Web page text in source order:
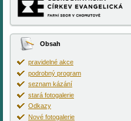
Obsah
pravidelné akce
podrobný program
seznam kázání
stará fotogalerie
Odkazy
Nové fotogalerie